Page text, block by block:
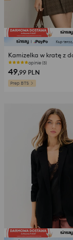
opinie (3)
49,99 PLN
Prep BTS